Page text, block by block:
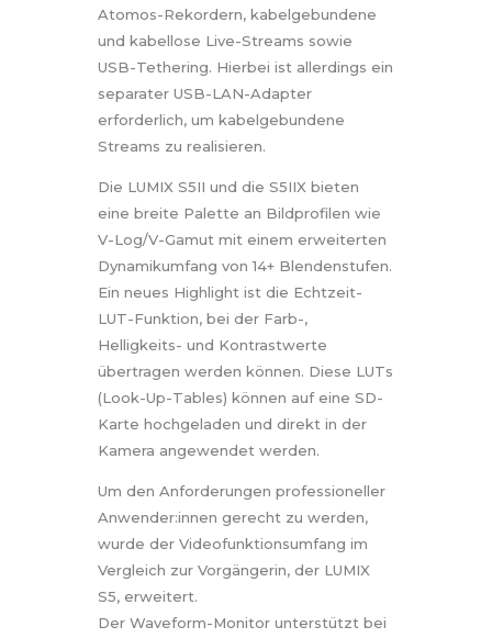
Atomos-Rekordern, kabelgebundene
und kabellose Live-Streams sowie
USB-Tethering. Hierbei ist allerdings ein
separater USB-LAN-Adapter
erforderlich, um kabelgebundene
Streams zu realisieren.
Die LUMIX S5II und die S5IIX bieten
eine breite Palette an Bildprofilen wie
V-Log/V-Gamut mit einem erweiterten
Dynamikumfang von 14+ Blendenstufen.
Ein neues Highlight ist die Echtzeit-
LUT-Funktion, bei der Farb-,
Helligkeits- und Kontrastwerte
übertragen werden können. Diese LUTs
(Look-Up-Tables) können auf eine SD-
Karte hochgeladen und direkt in der
Kamera angewendet werden.
Um den Anforderungen professioneller
Anwender:innen gerecht zu werden,
wurde der Videofunktionsumfang im
Vergleich zur Vorgängerin, der LUMIX
S5, erweitert.
Der Waveform-Monitor unterstützt bei